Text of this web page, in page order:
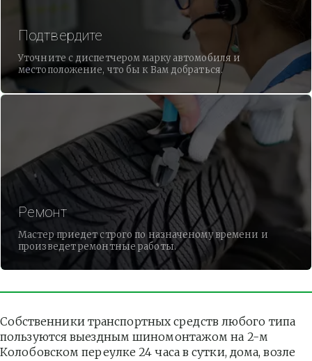
Подтвердите
Уточните с диспетчером марку автомобиля и
местоположение, что бы к Вам добраться.
Ремонт
Мастер приедет строго по назначеному времени и
произведет ремонтные работы.
Собственники транспортных средств любого типа
пользуются выездным шиномонтажом на 2-м
Колобовском переулке 24 часа в сутки, дома, возле